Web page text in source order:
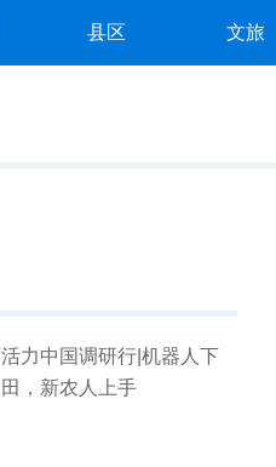
县区 文旅
活力中国调研行|机器人下
田，新农人上手